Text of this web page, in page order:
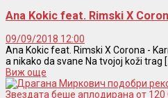
Ana Kokic feat. Rimski X
09/09/2018 12:00
Ana Kokic feat. Rimski X Corona -
a nikako da svane Na tvojoj koži trag
Виж още